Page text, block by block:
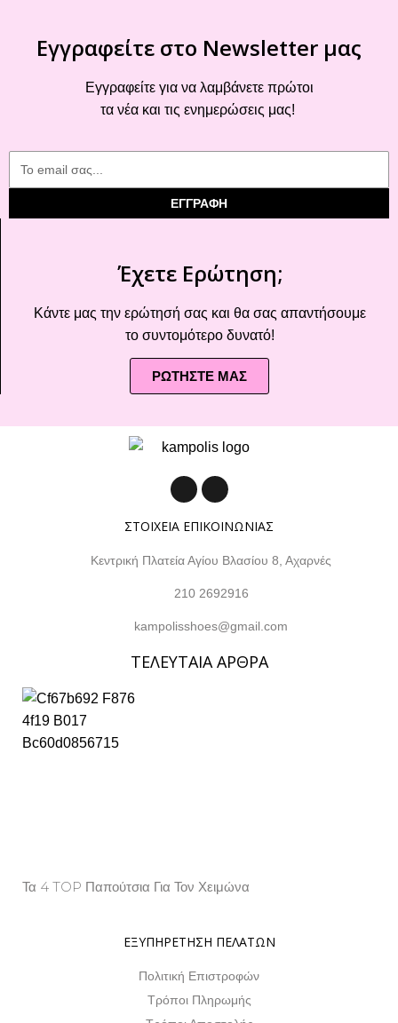
Εγγραφείτε στο Newsletter μας
Εγγραφείτε για να λαμβάνετε πρώτοι
τα νέα και τις ενημερώσεις μας!
ΕΓΓΡΑΦΗ
Έχετε Ερώτηση;
Κάντε μας την ερώτησή σας και θα σας απαντήσουμε
το συντομότερο δυνατό!
ΡΩΤΗΣΤΕ ΜΑΣ
ΣΤΟΙΧΕΙΑ ΕΠΙΚΟΙΝΩΝΙΑΣ
Κεντρική Πλατεία Αγίου Βλασίου 8, Αχαρνές
210 2692916
kampolisshoes@gmail.com
ΤΕΛΕΥΤΑΙΑ ΑΡΘΡΑ
Τα 4 TOP Παπούτσια Για Τον Χειμώνα
ΕΞΥΠΗΡΕΤΗΣΗ ΠΕΛΑΤΩΝ
Πολιτική Επιστροφών
Τρόποι Πληρωμής